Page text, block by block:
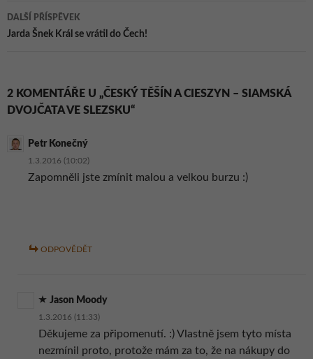
příspěvky
DALŠÍ PŘÍSPĚVEK
Jarda Šnek Král se vrátil do Čech!
2 KOMENTÁŘE U „ČESKÝ TĚŠÍN A CIESZYN – SIAMSKÁ
DVOJČATA VE SLEZSKU“
Petr Konečný
1.3.2016 (10:02)
Zapomněli jste zmínit malou a velkou burzu :)
ODPOVĚDĚT
Jason Moody
1.3.2016 (11:33)
Děkujeme za připomenutí. :) Vlastně jsem tyto místa
nezmínil proto, protože mám za to, že na nákupy do